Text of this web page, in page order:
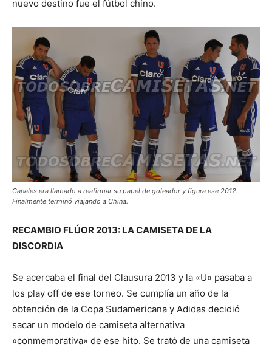
nuevo destino fue el fútbol chino.
Canales era llamado a reafirmar su papel de goleador y figura ese 2012.
Finalmente terminó viajando a China.
RECAMBIO FLÚOR 2013: LA CAMISETA DE LA
DISCORDIA
Se acercaba el final del Clausura 2013 y la «U» pasaba a
los play off de ese torneo. Se cumplía un año de la
obtención de la Copa Sudamericana y Adidas decidió
sacar un modelo de camiseta alternativa
«conmemorativa» de ese hito. Se trató de una camiseta